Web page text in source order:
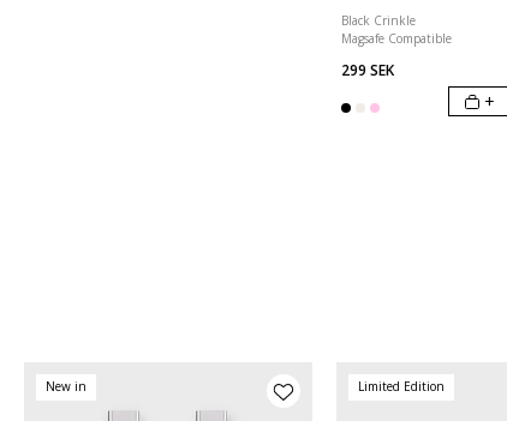
Black Crinkle
Magsafe Compatible
299 SEK
+
New in Limited Edition